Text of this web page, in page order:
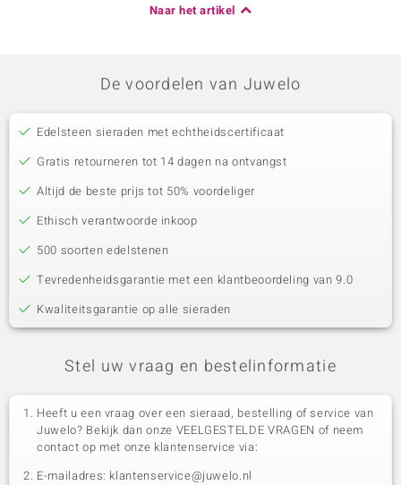
Naar het artikel
De voordelen van Juwelo
Edelsteen sieraden met echtheidscertificaat
Gratis retourneren tot 14 dagen na ontvangst
Altijd de beste prijs tot 50% voordeliger
Ethisch verantwoorde inkoop
500 soorten edelstenen
Tevredenheidsgarantie met een klantbeoordeling van 9.0
Kwaliteitsgarantie op alle sieraden
Stel uw vraag en bestelinformatie
Heeft u een vraag over een sieraad, bestelling of service van
Juwelo? Bekijk dan onze VEELGESTELDE VRAGEN of neem
contact op met onze klantenservice via:
E-mailadres: klantenservice@juwelo.nl